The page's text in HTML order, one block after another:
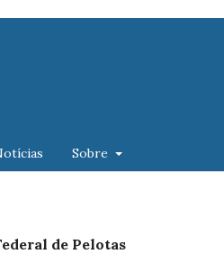
Sobre
de Pelotas